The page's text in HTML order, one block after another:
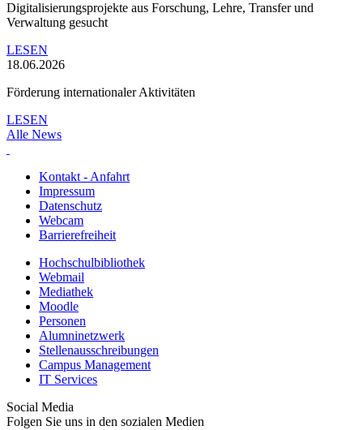
Digitalisierungsprojekte aus Forschung, Lehre, Transfer und
Verwaltung gesucht
LESEN
18.06.2026
Förderung internationaler Aktivitäten
LESEN
Alle News
Kontakt - Anfahrt
Impressum
Datenschutz
Webcam
Barrierefreiheit
Hochschulbibliothek
Webmail
Mediathek
Moodle
Personen
Alumninetzwerk
Stellenausschreibungen
Campus Management
IT Services
Social Media
Folgen Sie uns in den sozialen Medien